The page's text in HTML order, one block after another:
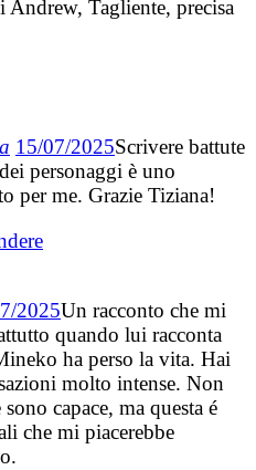
Andrew, Tagliente, precisa
15/07/2025Scrivere battute
personaggi è uno
per me. Grazie Tiziana!
2025Un racconto che mi
quando lui racconta
ha perso la vita. Hai
molto intense. Non
capace, ma questa é
che mi piacerebbe